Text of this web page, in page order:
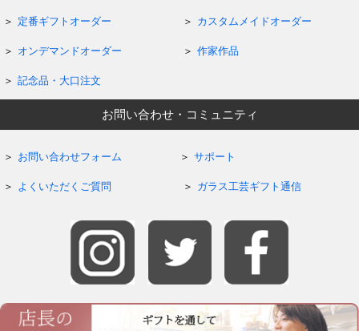
定番ギフトオーダー カスタムメイドオーダー
オンデマンドオーダー 作家作品
記念品・大口注文
お問い合わせ・コミュニティ
お問い合わせフォーム サポート
よくいただくご質問 ガラス工芸ギフト通信